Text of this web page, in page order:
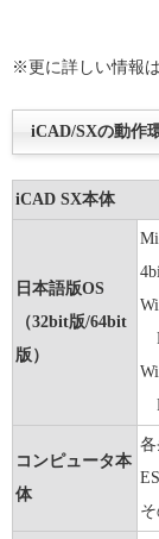
※更に詳しい情報は
iCAD/SXの動作
iCAD SX本体
日本語版OS
（32bit版/64bit
版）
コンピュータ本
体